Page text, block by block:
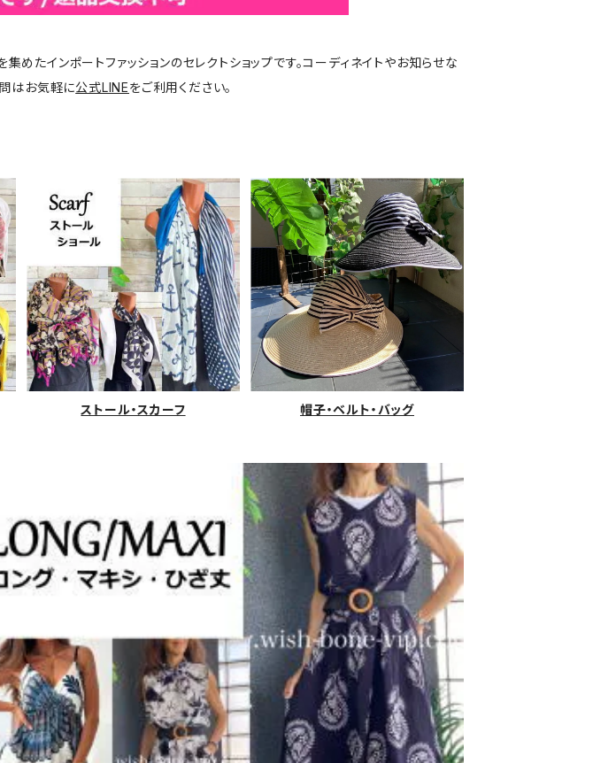
めたインポートファッションのセレクトショップです。コーディネイトやお知らせな
はお気軽に公式LINEをご利用ください。
ストール・スカーフ 帽子・ベルト・バッグ